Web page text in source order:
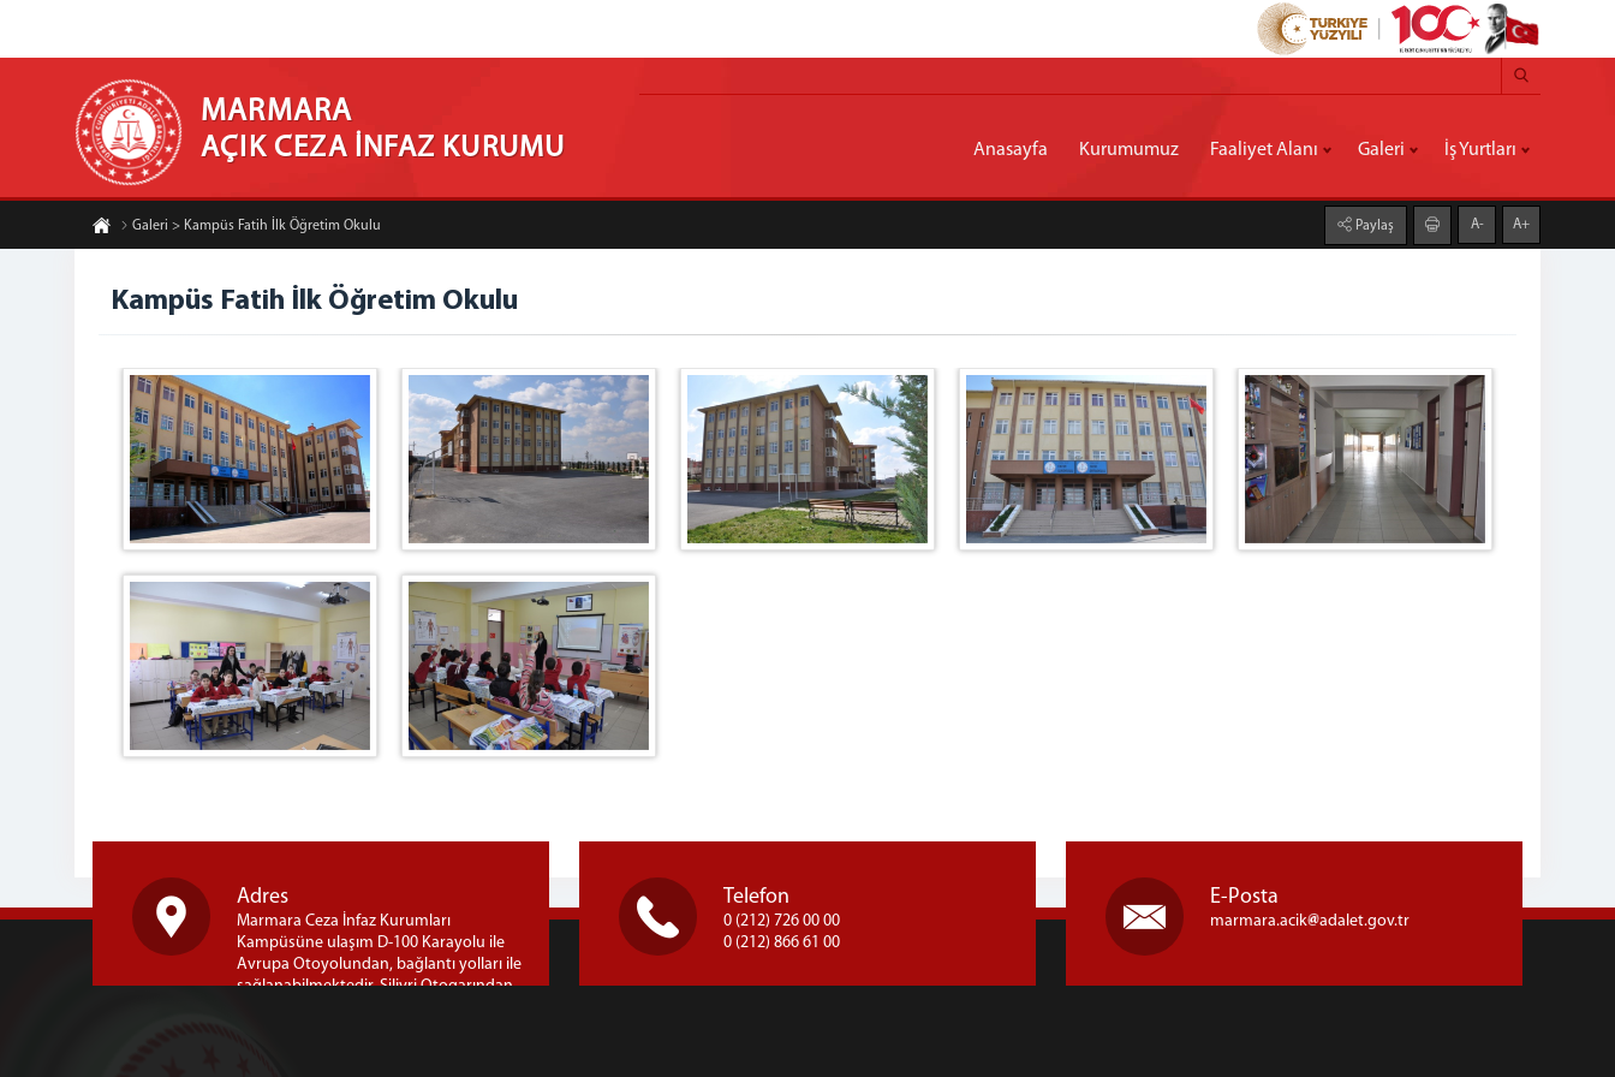
MARMARA
AÇIK CEZA İNFAZ KURUMU Anasayfa Kurumumuz Faaliyet Alanı Galeri İş Yurtları
Galeri > Kampüs Fatih İlk Öğretim Okulu Paylaş A- A+
Kampüs Fatih İlk Öğretim Okulu
Adres
Marmara Ceza İnfaz Kurumları
Kampüsüne ulaşım D-100 Karayolu ile
Avrupa Otoyolundan, bağlantı yolları ile
sağlanabilmektedir. Silivri Otogarından
Telefon
0 (212) 726 00 00
0 (212) 866 61 00
E-Posta
marmara.acik adalet.gov.tr